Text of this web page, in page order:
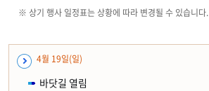
※ 상기 행사 일정표는 상황에 따라 변경될 수 있습니다.
4월 19일(일)
바닷길 열림